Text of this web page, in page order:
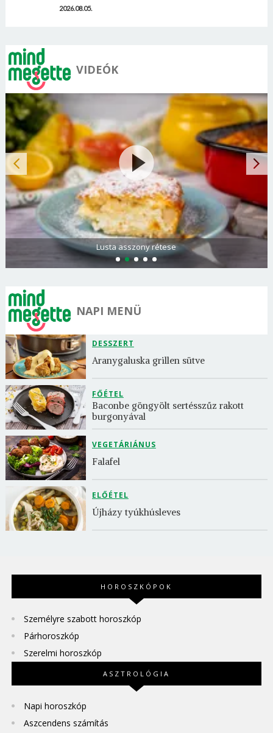
2026.08.05.
VIDEÓK
Lusta asszony rétese
NAPI MENÜ
DESSZERT
Aranygaluska grillen sütve
FŐÉTEL
Baconbe göngyölt sertésszűz rakott
burgonyával
VEGETÁRIÁNUS
Falafel
ELŐÉTEL
Újházy tyúkhúsleves
HOROSZKÓPOK
Személyre szabott horoszkóp
Párhoroszkóp
Szerelmi horoszkóp
ASZTROLÓGIA
Napi horoszkóp
Aszcendens számítás